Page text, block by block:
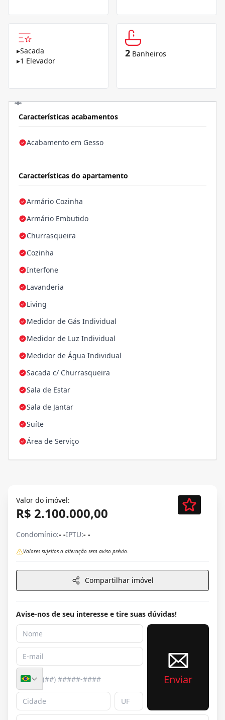
▸Sacada
▸1 Elevador
2 Banheiros
Características acabamentos
Acabamento em Gesso
Características do apartamento
Armário Cozinha
Armário Embutido
Churrasqueira
Cozinha
Interfone
Lavanderia
Living
Medidor de Gás Individual
Medidor de Luz Individual
Medidor de Água Individual
Sacada c/ Churrasqueira
Sala de Estar
Sala de Jantar
Suíte
Área de Serviço
Valor do imóvel:
R$ 2.100.000,00
Condomínio:- -IPTU:- -
Valores sujeitos a alteração sem aviso prévio.
Compartilhar imóvel
Avise-nos de seu interesse e tire suas dúvidas!
Enviar